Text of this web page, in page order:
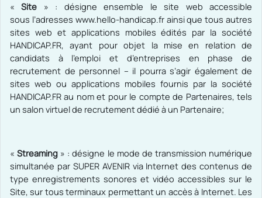
«Site » : désigne ensemble le site web accessible
sous l’adresses www.hello-handicap.fr ainsi que tous autres
sites web et applications mobiles édités par la société
HANDICAP.FR, ayant pour objet la mise en relation de
candidats à l’emploi et d’entreprises en phase de
recrutement de personnel – il pourra s’agir également de
sites web ou applications mobiles fournis par la société
HANDICAP.FR au nom et pour le compte de Partenaires, tels
un salon virtuel de recrutement dédié à un Partenaire;
«Streaming » : désigne le mode de transmission numérique
simultanée par SUPER AVENIR via Internet des contenus de
type enregistrements sonores et vidéo accessibles sur le
Site, sur tous terminaux permettant un accès à Internet. Les